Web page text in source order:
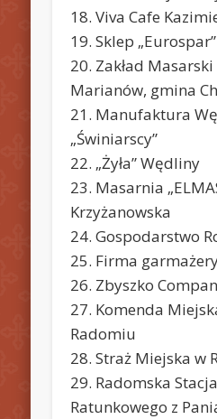
18. Viva Cafe
19. Sklep
20. Zakład
Marianów, gmina
21. Manufaktura
„Świniarscy”
22. „Żyła” Wędliny
23. Masarnia
Krzyżanowska
24. Gospodarstwo
25. Firma
26. Zbyszko
27. Komenda
Radomiu
28. Straż Miejska w
29. Radomska
Ratunkowego z